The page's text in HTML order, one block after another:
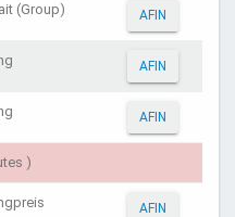
(Group) AFIN
AFIN
AFIN
)
AFIN